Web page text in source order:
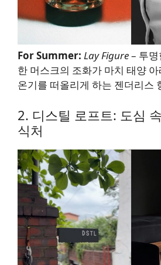
For Summer: Lay Figure– 투
한 머스크의 조화가 마치 태양
온기를 떠올리게 하는 젠더리스
2. 디스틸 로프트: 도심
식처